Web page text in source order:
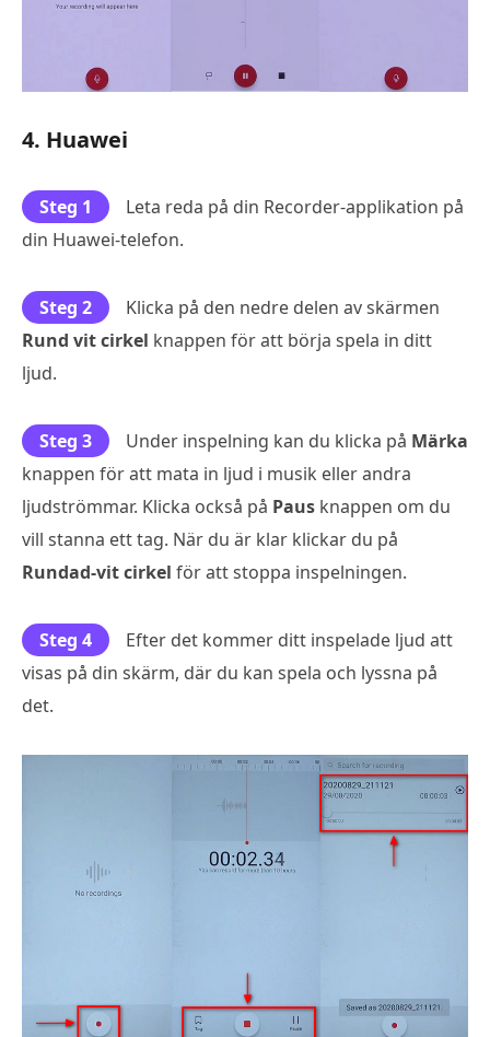
4. Huawei
Steg 1
Leta reda på din Recorder-applikation på
din Huawei-telefon.
Steg 2
Klicka på den nedre delen av skärmen
Rund vit cirkel knappen för att börja spela in ditt
ljud.
Steg 3 Under inspelning kan du klicka på Märka
knappen för att mata in ljud i musik eller andra
ljudströmmar. Klicka också på Paus knappen om du
vill stanna ett tag. När du är klar klickar du på
Rundad-vit cirkel för att stoppa inspelningen.
Steg 4
Efter det kommer ditt inspelade ljud att
visas på din skärm, där du kan spela och lyssna på
det.